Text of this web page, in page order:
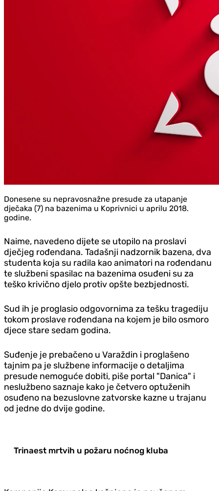
Donesene su nepravosnažne presude za utapanje
dječaka (7) na bazenima u Koprivnici u aprilu 2018.
godine.
Naime, navedeno dijete se utopilo na proslavi
dječjeg rođendana. Tadašnji nadzornik bazena, dva
studenta koja su radila kao animatori na rođendanu
te službeni spasilac na bazenima osuđeni su za
teško krivično djelo protiv opšte bezbjednosti.
Sud ih je proglasio odgovornima za tešku tragediju
tokom proslave rođendana na kojem je bilo osmoro
djece stare sedam godina.
Suđenje je prebačeno u Varaždin i proglašeno
tajnim pa je službene informacije o detaljima
presude nemoguće dobiti, piše portal "Danica" i
neslužbeno saznaje kako je četvero optuženih
osuđeno na bezuslovne zatvorske kazne u trajanu
od jedne do dvije godine.
Trinaest mrtvih u požaru noćnog kluba